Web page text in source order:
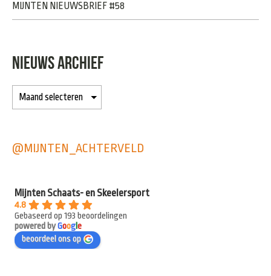
MIJNTEN NIEUWSBRIEF #58
NIEUWS ARCHIEF
@MIJNTEN_ACHTERVELD
Mijnten Schaats- en Skeelersport
4.8
Gebaseerd op 193 beoordelingen
powered byGooge
beoordeel ons op